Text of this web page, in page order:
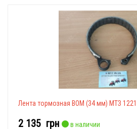
Лента тормозная ВОМ (34 мм) МТЗ
2 135 грн
в наличии